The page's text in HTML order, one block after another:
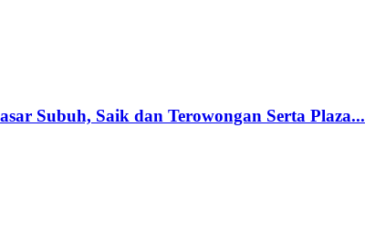
Subuh, Saik dan Terowongan Serta Plaza...